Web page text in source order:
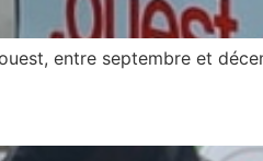
entre septembre et